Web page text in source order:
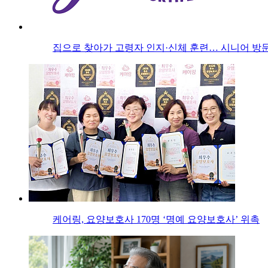
집으로 찾아가 고령자 인지·신체 훈련… 시니어 방
케어링, 요양보호사 170명 ‘명예 요양보호사’ 위촉